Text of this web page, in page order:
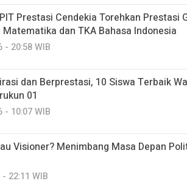
Prestasi Cendekia Torehkan Prestasi
Matematika dan TKA Bahasa Indonesia
- 20:58 WIB
dan Berprestasi, 10 Siswa Terbaik
01
- 10:07 WIB
Visioner? Menimbang Masa Depan
22:11 WIB